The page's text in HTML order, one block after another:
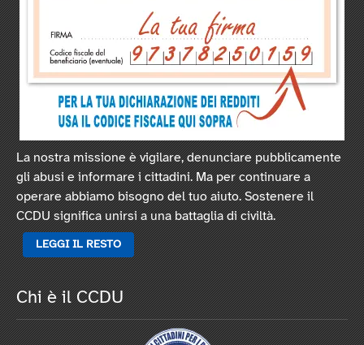
La nostra missione è vigilare, denunciare pubblicamente
gli abusi e informare i cittadini. Ma per continuare a
operare abbiamo bisogno del tuo aiuto. Sostenere il
CCDU significa unirsi a una battaglia di civiltà.
LEGGI IL RESTO
Chi è il CCDU